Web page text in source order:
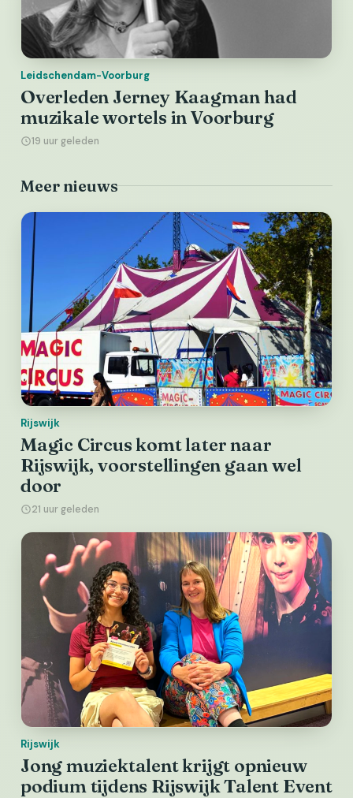
Leidschendam-Voorburg
Overleden Jerney Kaagman had
muzikale wortels in Voorburg
19 uur geleden
Meer nieuws
Rijswijk
Magic Circus komt later naar
Rijswijk, voorstellingen gaan wel
door
21 uur geleden
Rijswijk
Jong muziektalent krijgt opnieuw
podium tijdens Rijswijk Talent Event